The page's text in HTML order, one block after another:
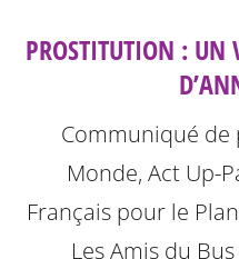
PROSTITUTION : UN
Communiqué de
Monde, Act Up-
Français pour le
Les Amis du